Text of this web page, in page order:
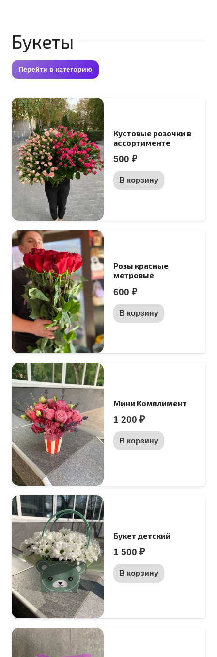
Букеты
Перейти в категорию
Кустовые розочки в
ассортименте
500 ₽
В корзину
Розы красные
метровые
600 ₽
В корзину
Мини Комплимент
1 200 ₽
В корзину
Букет детский
1 500 ₽
В корзину